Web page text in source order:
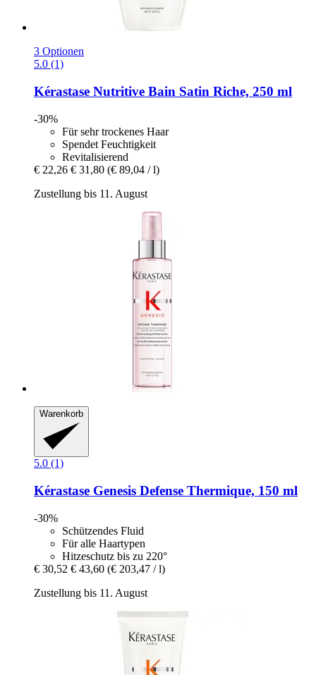
3 Optionen
5.0 (1)
Kérastase Nutritive Bain Satin Riche, 250 ml
-30%
Für sehr trockenes Haar
Spendet Feuchtigkeit
Revitalisierend
€ 22,26 € 31,80 (€ 89,04 / l)
Zustellung bis 11. August
Warenkorb
5.0 (1)
Kérastase Genesis Defense Thermique, 150 ml
-30%
Schützendes Fluid
Für alle Haartypen
Hitzeschutz bis zu 220°
€ 30,52 € 43,60 (€ 203,47 / l)
Zustellung bis 11. August